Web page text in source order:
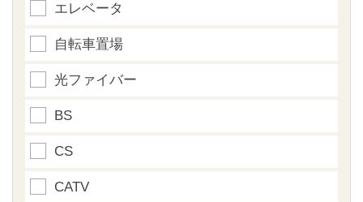
エレベータ
自転車置場
光ファイバー
BS
CS
CATV